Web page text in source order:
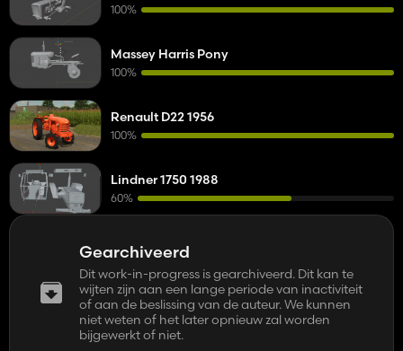
Gearchiveerd
Dit work-in-progress is gearchiveerd. Dit kan te
wijten zijn aan een lange periode van inactiviteit
of aan de beslissing van de auteur. We kunnen
niet weten of het later opnieuw zal worden
bijgewerkt of niet.
100%
Massey Harris Pony
100%
Renault D22 1956
100%
Lindner 1750 1988
60%